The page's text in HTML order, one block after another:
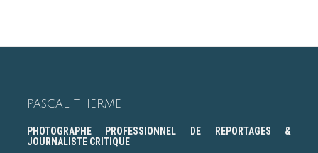
PASCAL THERME
PHOTOGRAPHE PROFESSIONNEL DE REPORTAGES &
JOURNALISTE CRITIQUE